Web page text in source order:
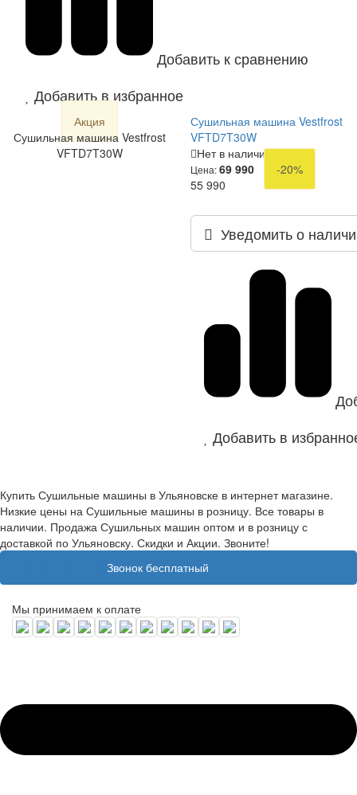
Добавить к сравнению
Добавить в избранное
Акция
Сушильная машина Vestfrost
VFTD7T30W
Сушильная машина Vestfrost
VFTD7T30W
Нет в наличии
Цена:69 990
-20%
55 990
Уведомить о
Добавить в
Купить Сушильные машины в Ульяновске в интернет магазине.
Низкие цены на Сушильные машины в розницу. Все товары в
наличии. Продажа Сушильных машин оптом и в розницу с
доставкой по Ульяновску. Скидки и Акции. Звоните!
Звонок бесплатный
Мы принимаем к оплате